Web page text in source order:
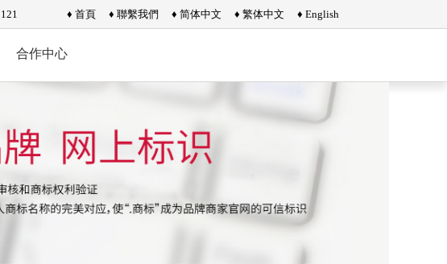
♦ 首頁 ♦ 聯繫我們 ♦ 简体中文 ♦ 繁体中文 ♦ English
合作中心